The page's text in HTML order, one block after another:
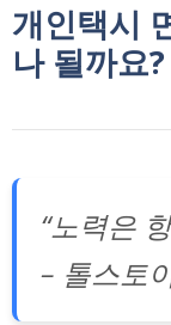
개인택시
나 될까요?
“노력은
– 톨스토